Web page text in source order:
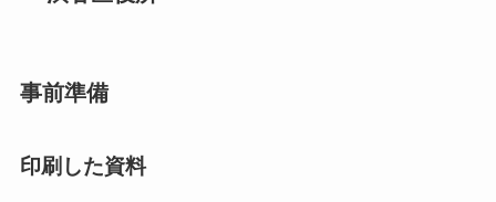
事前準備
印刷した資料